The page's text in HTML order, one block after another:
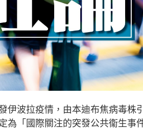
波拉疫情，由本迪布焦病毒株
為「國際關注的突發公共衞生事